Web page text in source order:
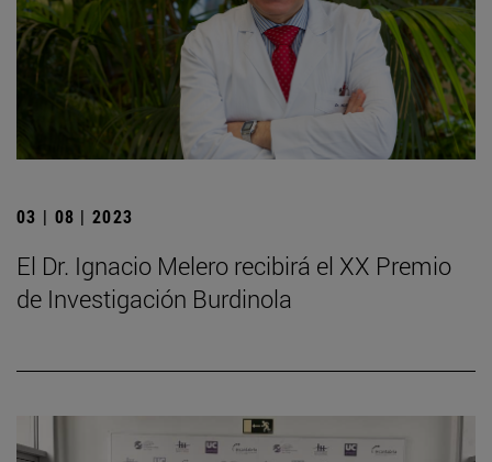
03 | 08 | 2023
El Dr. Ignacio Melero recibirá el XX Premio
de Investigación Burdinola